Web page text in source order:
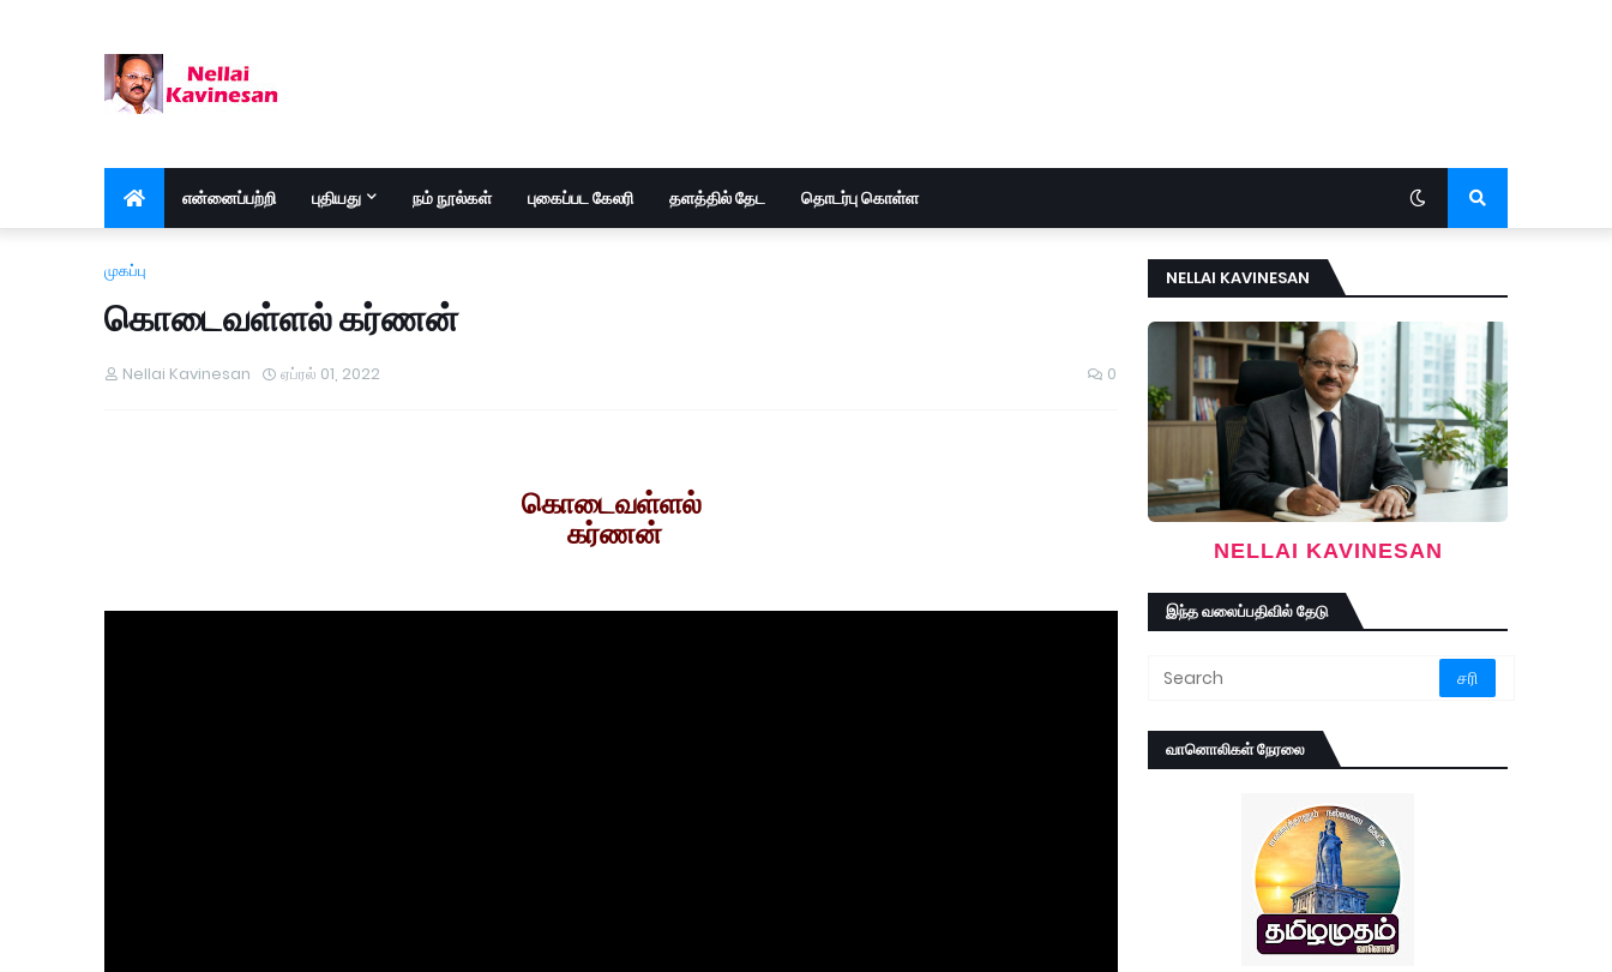
என்னைப்பற்றி புதியது நம் நூல்கள் புகைப்பட கேலரி தளத்தில் தேட தொடர்பு கொள்ள
முகப்பு
கொடைவள்ளல் கர்ணன்
Nellai Kavinesan ஏப்ரல் 01, 2022 0
கொடைவள்ளல்
கர்ணன்
NELLAI KAVINESAN
NELLAI KAVINESAN
இந்த வலைப்பதிவில் தேடு
வானொலிகள் நேரலை